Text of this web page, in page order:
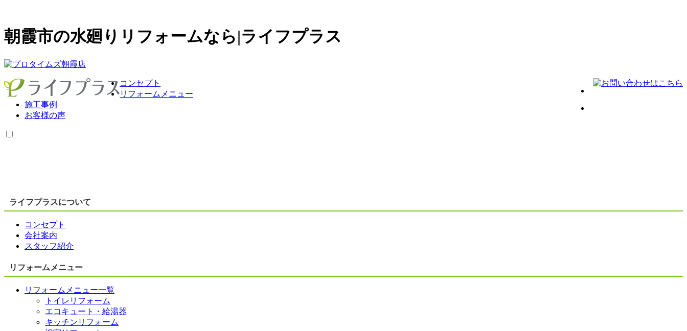
朝霞市の水廻りリフォームなら|ライフプラス
コンセプト
リフォームメニュー
施工事例
お客様の声
ライフプラスについて
コンセプト
会社案内
スタッフ紹介
リフォームメニュー
リフォームメニュー一覧
トイレリフォーム
エコキュート・給湯器
キッチンリフォーム